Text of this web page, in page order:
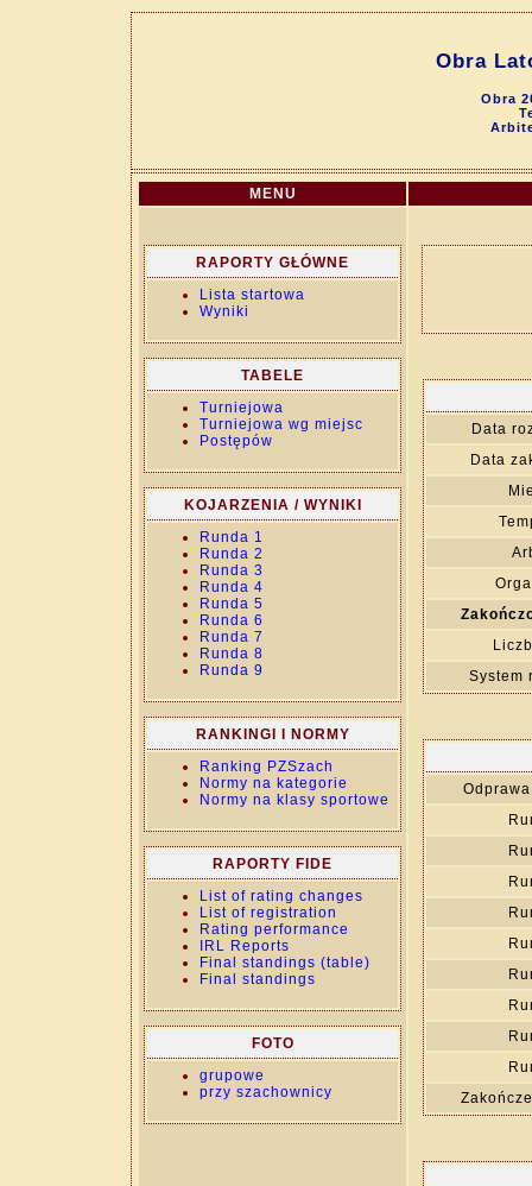
Obra
Obra
MENU
RAPORTY GŁÓWNE
Lista startowa
Wyniki
TABELE
Turniejowa
Turniejowa wg miejsc
Postępów
KOJARZENIA / WYNIKI
Runda 1
Runda 2
Runda 3
Runda 4
Runda 5
Runda 6
Runda 7
Runda 8
Runda 9
RANKINGI I NORMY
Ranking PZSzach
Normy na kategorie
Normy na klasy sportowe
RAPORTY FIDE
List of rating changes
List of registration
Rating performance
IRL Reports
Final standings (table)
Final standings
FOTO
grupowe
przy szachownicy
Data
Data
System